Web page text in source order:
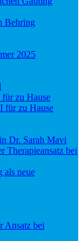
Behring
2025
zu Hause
für zu Hause
Dr. Sarah Mavi
Therapieansatz bei
als neue
Ansatz bei